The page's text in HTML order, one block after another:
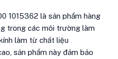
1015362 là sản phẩm hàng
trong các môi trường làm
làm từ chất liệu
sản phẩm này đảm bảo